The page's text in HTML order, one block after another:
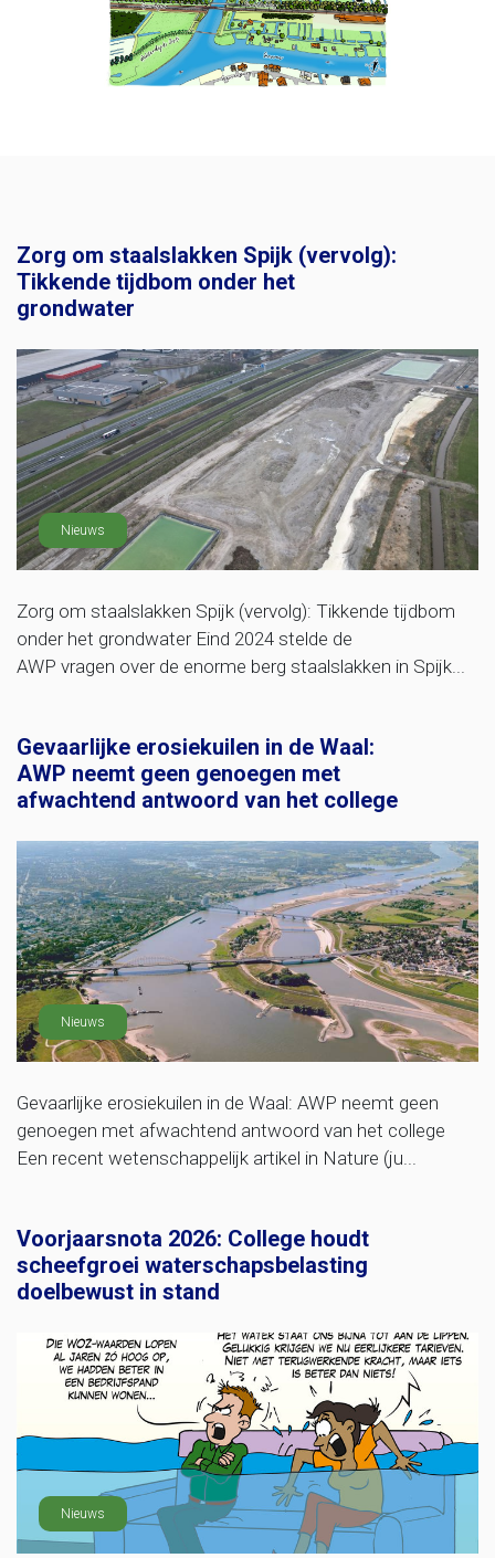
Zorg om staalslakken Spijk (vervolg):
Tikkende tijdbom onder het
grondwater
Nieuws
Zorg om staalslakken Spijk (vervolg): Tikkende tijdbom
onder het grondwater Eind 2024 stelde de
AWP vragen over de enorme berg staalslakken in Spijk...
Gevaarlijke erosiekuilen in de Waal:
AWP neemt geen genoegen met
afwachtend antwoord van het college
Nieuws
Gevaarlijke erosiekuilen in de Waal: AWP neemt geen
genoegen met afwachtend antwoord van het college
Een recent wetenschappelijk artikel in Nature (ju...
Voorjaarsnota 2026: College houdt
scheefgroei waterschapsbelasting
doelbewust in stand
Nieuws